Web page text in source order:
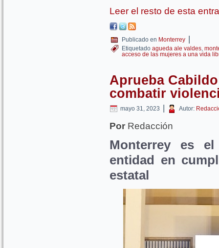
Leer el resto de esta
Publicado en Monterrey |
Etiquetado agueda ale valdes,
acceso de las mujeres a una vida
Aprueba
combatir
mayo 31, 2023 | Autor:
Por Redacción
Monterrey es
entidad en
estatal